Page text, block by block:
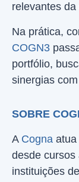
relevantes da
Na prática,
COGN3
portfólio,
sinergias
SOBRE
A Cogna atua
desde cursos
instituições